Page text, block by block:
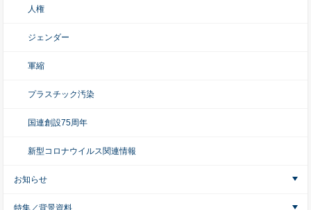
人権
ジェンダー
軍縮
プラスチック汚染
国連創設75周年
新型コロナウイルス関連情報
お知らせ
特集／背景資料